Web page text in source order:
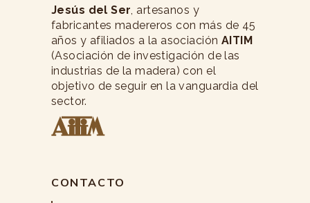
Jesús del Ser , artesanos y
fabricantes madereros con más de 45
años y afiliados a la asociación AITIM
(Asociación de investigación de las
industrias de la madera) con el
objetivo de seguir en la vanguardia del
sector.
CONTACTO